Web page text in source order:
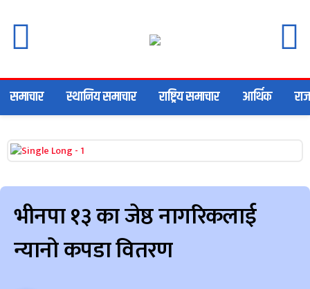
समाचार स्थानिय समाचार राष्ट्रिय समाचार आर्थिक
भीनपा १३ का जेष्ठ नागरिकलाई
न्यानो कपडा वितरण